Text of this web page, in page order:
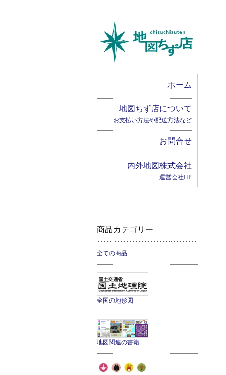
ホーム
地図ちず店について
お支払い方法や配送方法など
お問合せ
内外地図株式会社
運営会社HP
商品カテゴリー
全ての商品
全国の地形図
地図関連の書籍